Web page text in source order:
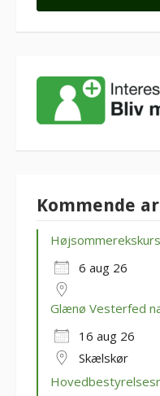
Kommende
6 aug 26
Glænø Vesterfed
16 aug 26
Skælskør